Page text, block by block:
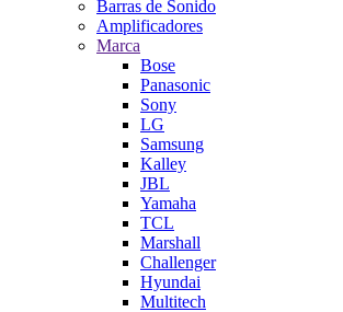
Barras de Sonido
Amplificadores
Marca
Bose
Panasonic
Sony
LG
Samsung
Kalley
JBL
Yamaha
TCL
Marshall
Challenger
Hyundai
Multitech